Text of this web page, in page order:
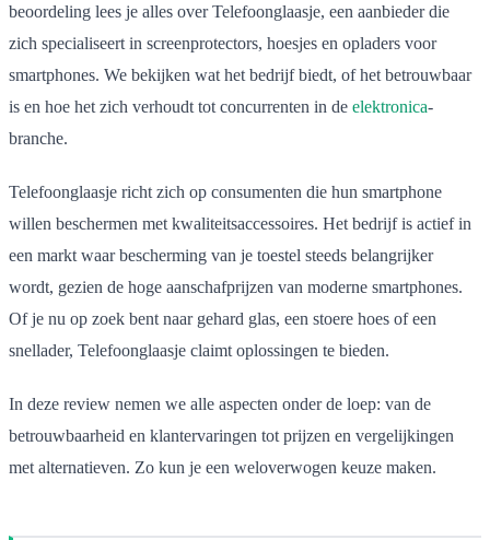
beoordeling lees je alles over Telefoonglaasje, een aanbieder die
zich specialiseert in screenprotectors, hoesjes en opladers voor
smartphones. We bekijken wat het bedrijf biedt, of het betrouwbaar
is en hoe het zich verhoudt tot concurrenten in de elektronica-
branche.
Telefoonglaasje richt zich op consumenten die hun smartphone
willen beschermen met kwaliteitsaccessoires. Het bedrijf is actief in
een markt waar bescherming van je toestel steeds belangrijker
wordt, gezien de hoge aanschafprijzen van moderne smartphones.
Of je nu op zoek bent naar gehard glas, een stoere hoes of een
snellader, Telefoonglaasje claimt oplossingen te bieden.
In deze review nemen we alle aspecten onder de loep: van de
betrouwbaarheid en klantervaringen tot prijzen en vergelijkingen
met alternatieven. Zo kun je een weloverwogen keuze maken.